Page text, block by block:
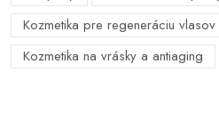
Kozmetika pre regeneráciu vlasov
Kozmetika na vrásky a antiaging